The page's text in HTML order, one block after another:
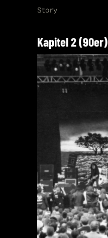
Story
Kapitel 2 (90er)